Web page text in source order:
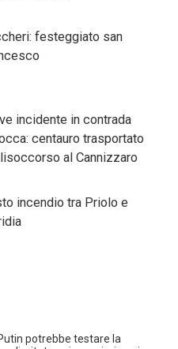
festeggiato san
incidente in contrada
centauro trasportato
al Cannizzaro
incendio tra Priolo e
potrebbe testare la